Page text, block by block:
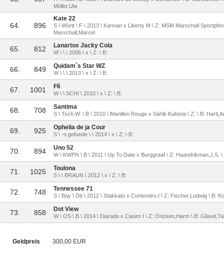
Möller,Ute
64. 896
Kate 22
S \ Württ \ F \ 2013 \ Kannan x Liberty M \ Z: MSM Marschall
Marschall,Marcel
65. 812 Lanartos Jacky Cola
W \ \ \ 2006 \ x \ Z: \ B:
66. 849 Quidam`s Star WZ
W \ \ \ 2013 \ x \ Z: \ B:
67. 1001 F6
W \ \ SCHI \ 2010 \ x \ Z: \ B:
68. 708 Santima
S \ Tsch.W. \ B \ 2010 \ Manillon Rouge x Sahib Kubista \ Z: \ B:
69. 925 Ophelia de ja Cour
S \ -n.gefunde \ \ 2014 \ x \ Z: \ B:
70. 894 Uno 52
W \ KWPN \ B \ 2011 \ Up To Date x Burggraaf \ Z: Haandrikman,J.S.
71. 1025 Toulona
S \ \ BRAUN \ 2012 \ x \ Z: \ B:
72. 748 Tennessee 71
S \ Bay \ Db \ 2012 \ Stakkato x Contendro I \ Z: Fischer,Ludwig \ B:
73. 858 Dot View
W \ OS \ B \ 2014 \ Diarado x Casiro I \ Z: Oncken,Harm \ B:
Geldpreis 300,00 EUR